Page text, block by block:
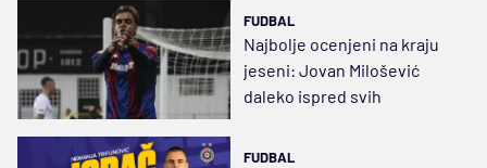
FUDBAL
Najbolje ocenjeni na kraju
jeseni: Jovan Milošević
daleko ispred svih
FUDBAL